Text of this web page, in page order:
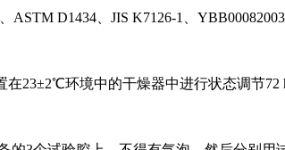
D1434、JIS K7126-1、YBB00082003
23±2℃环境中的干燥器中进行状态调节72